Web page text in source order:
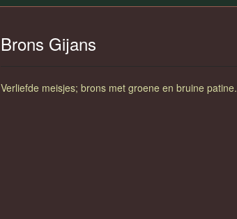
Brons Gijans
Verliefde meisjes; brons met groene en bruine patine.